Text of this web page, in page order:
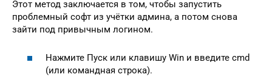
Этот метод заключается в том, чтобы запустить
проблемный софт из учётки админа, а потом снова
зайти под привычным логином.
Нажмите Пуск или клавишу Win и введите cmd
(или командная строка).